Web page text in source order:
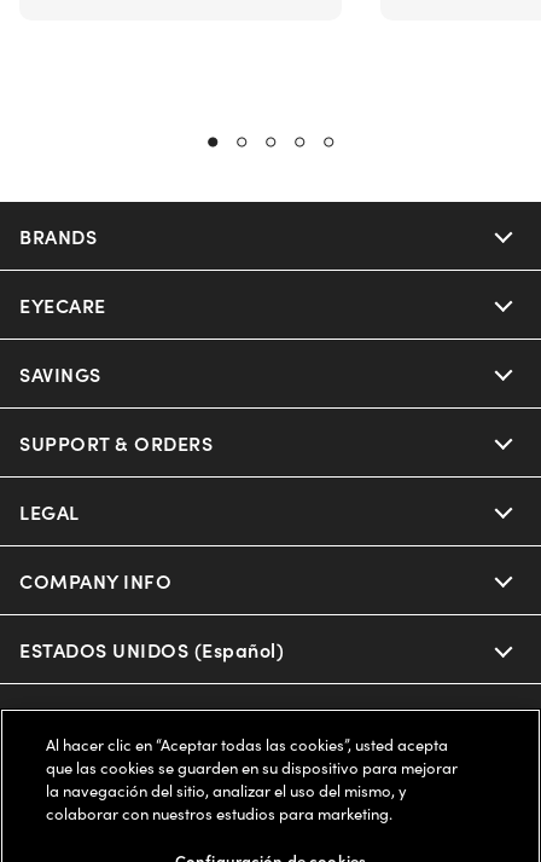
BRANDS
Nuance Audio
Ray-Ban
Miu Miu
Prada
Michael Kors
Coach
EYECARE
Our Eyeglasses
Our Sunglasses
Eyewear Trends
Our Lenses
Schedule an Eye Exam
SAVINGS
Offers & Discount
Insurance
AARP Members
SUPPORT & ORDERS
Help Center
Online Order Status
Frame Advisor
Style Guide
LEGAL
Privacy Policy
Terms of Use
Notice of Financial Incentive
Independent Doctor's Notice
COMPANY INFO
About us
Accessibility
Our Flagship Stores
ESTADOS UNIDOS (Español)
Buy now, pay later with Klarna*, Affirm or Cash App Afterpay.
Learn More
Al hacer clic en “Aceptar todas las cookies”, usted acepta
que las cookies se guarden en su dispositivo para mejorar
la navegación del sitio, analizar el uso del mismo, y
colaborar con nuestros estudios para marketing.